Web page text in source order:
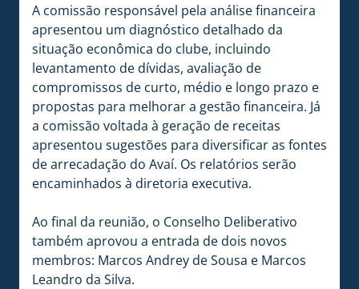
A comissão responsável pela análise financeira
apresentou um diagnóstico detalhado da
situação econômica do clube, incluindo
levantamento de dívidas, avaliação de
compromissos de curto, médio e longo prazo e
propostas para melhorar a gestão financeira. Já
a comissão voltada à geração de receitas
apresentou sugestões para diversificar as fontes
de arrecadação do Avaí. Os relatórios serão
encaminhados à diretoria executiva.
Ao final da reunião, o Conselho Deliberativo
também aprovou a entrada de dois novos
membros: Marcos Andrey de Sousa e Marcos
Leandro da Silva.